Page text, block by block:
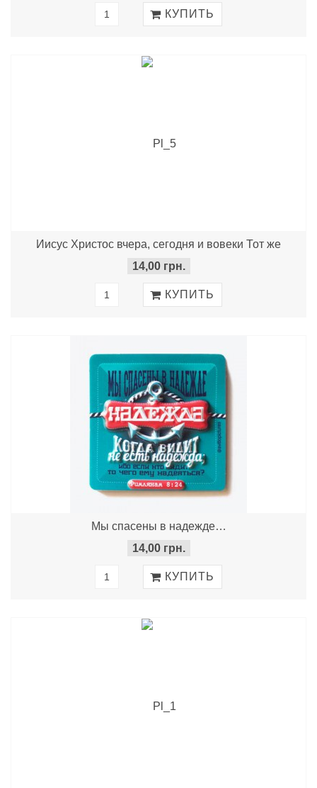
Иисус Христос вчера, сегодня и вовеки Тот же
14,00 грн.
Мы спасены в надежде…
14,00 грн.